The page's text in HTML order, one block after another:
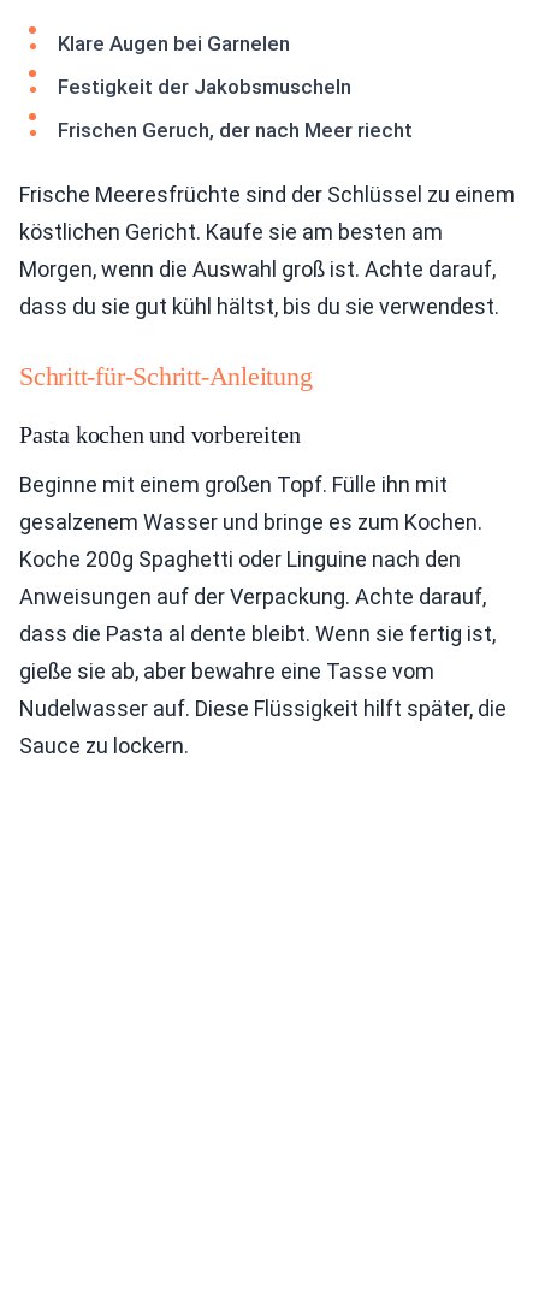
Klare Augen bei Garnelen
Festigkeit der Jakobsmuscheln
Frischen Geruch, der nach Meer riecht
Frische Meeresfrüchte sind der Schlüssel zu einem
köstlichen Gericht. Kaufe sie am besten am
Morgen, wenn die Auswahl groß ist. Achte darauf,
dass du sie gut kühl hältst, bis du sie verwendest.
Schritt-für-Schritt-Anleitung
Pasta kochen und vorbereiten
Beginne mit einem großen Topf. Fülle ihn mit
gesalzenem Wasser und bringe es zum Kochen.
Koche 200g Spaghetti oder Linguine nach den
Anweisungen auf der Verpackung. Achte darauf,
dass die Pasta al dente bleibt. Wenn sie fertig ist,
gieße sie ab, aber bewahre eine Tasse vom
Nudelwasser auf. Diese Flüssigkeit hilft später, die
Sauce zu lockern.